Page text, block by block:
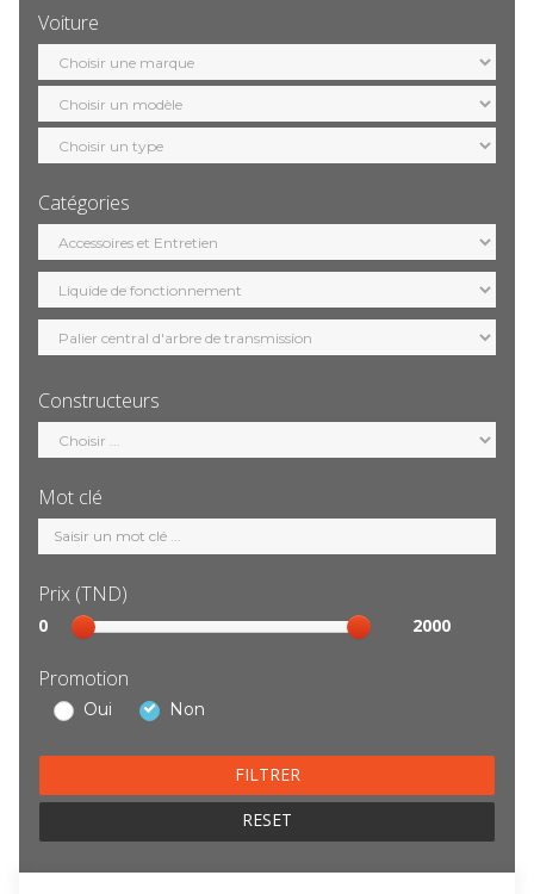
Voiture
Sélection
marque
Sélection
modèle
Sélection
motorisation
Catégories
Sélection
catégorie
Constructeurs
Sélection
constructeur
Mot clé
Mot
clé
Prix (TND)
Sélection
prix
0 2000
Promotion
Oui Non
RESET